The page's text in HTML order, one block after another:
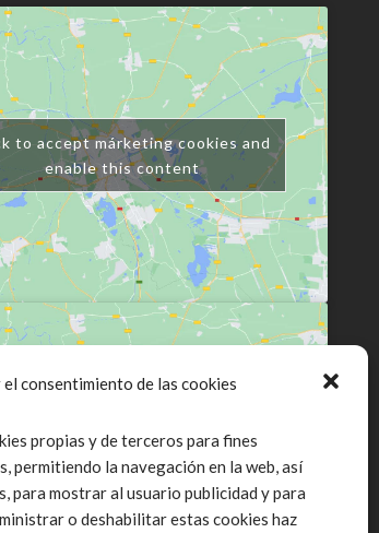
consentimiento de las cookies
propias y de terceros para fines
permitiendo la navegación en la web, así
para mostrar al usuario publicidad y para
o deshabilitar estas cookies haz
to accept márketing cookies and
enable this content
to accept márketing cookies and
enable this content